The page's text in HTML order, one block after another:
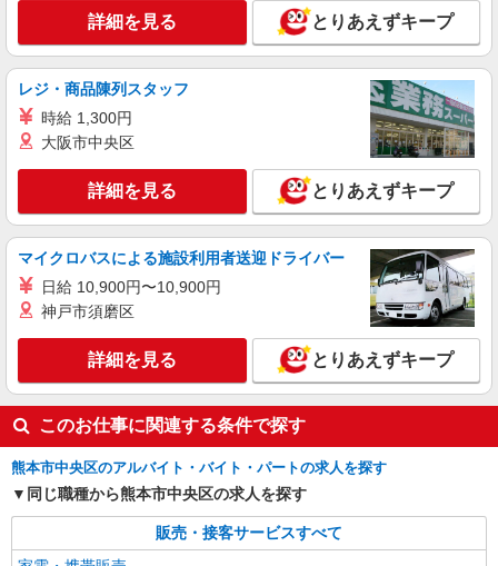
有）★ ゜・。○。・゜+゜・。○。・゜+゜
キープ 詳細を見る
紹介予定派遣
株式会社シエロ
【docomo】の携帯販売スタッフ
時給1300円〜1400円（経験・能力による） ※
残業代支給 ★交通費別途支給（規定あり） ゜
+゜・。○。・゜+゜・。○。・゜+゜ 入社祝い金10
万円支給(規定有) お友達を紹介頂くと, インセンテ
ィブ支給(規定有) ★月2回払い・週払い可能（規程
有）★ ゜・。○。・゜+゜・。○。・゜+゜
熊本県熊本市中央区のdocomoショップ
詳細を見る
詳細を見る とりあえずキープ
レジ・商品陳列スタッフ
時給 1,300円
大阪市中央区
詳細を見る とりあえずキープ
マイクロバスによる施設利用者送迎ドライバー
日給 10,900円〜10,900円
神戸市須磨区
詳細を見る とりあえずキープ
このお仕事に関連する条件で探す
熊本市中央区のアルバイト・バイト・パートの求人を探す
同じ職種から熊本市中央区の求人を探す
販売・接客サービスすべて